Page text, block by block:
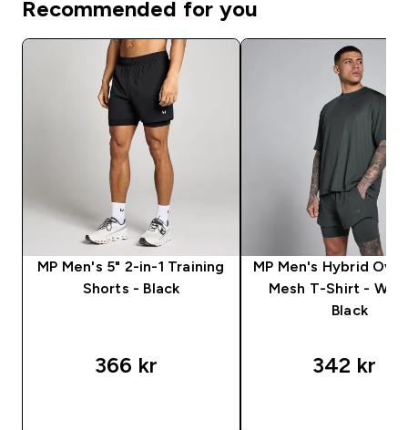
Recommended for you
MP Men's 5" 2-in-1 Training
Shorts - Black
366 kr‎
MP Men's Hybrid
Mesh T-Shirt -
Black
342 kr‎